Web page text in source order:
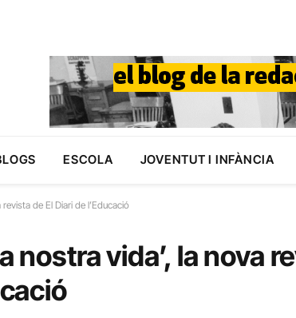
ESCOLA JOVENTUT I INFÀNCIA
de El Diari de l’Educació
nostra vida’, la nova